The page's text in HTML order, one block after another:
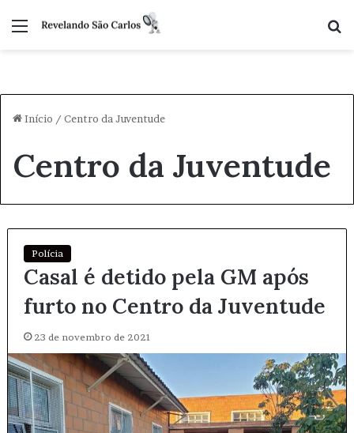
Menu
Início / Centro da Juventude
Centro da Juventude
Polícia
Casal é detido pela GM após
furto no Centro da Juventude
23 de novembro de 2021